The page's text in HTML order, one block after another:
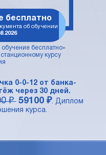
бесплатно
об обучении
бесплатно»
курсу
0-0-12 от банка-
через 30 дней.
₽ 59100 ₽. Диплом
курса.